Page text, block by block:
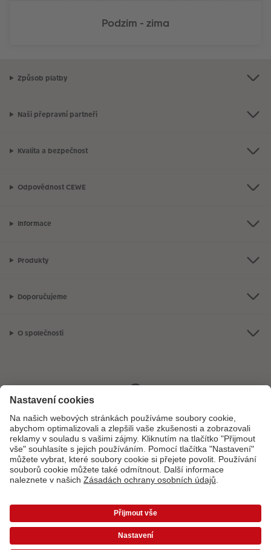
Podzim - zima
Způsob platby
Naši přepravní partneři
Kvalita a bezpečnost
Odpovědnost CEWE
Informace
Produkty
Doporučujeme
O společnosti
Máte-li jakékoli dotazy týkající se fotoproduktů nebo objednávek,
neváhejte nás kontaktovat:+ 420 272 071 381[Po - Pá: 8:30 - 17:00 h]
dopravné a balné dle platného ceníku. Ceny jsou včetně DPH.
Ceny a dodací lhůty
|VOP|Ochrana osobních údajů